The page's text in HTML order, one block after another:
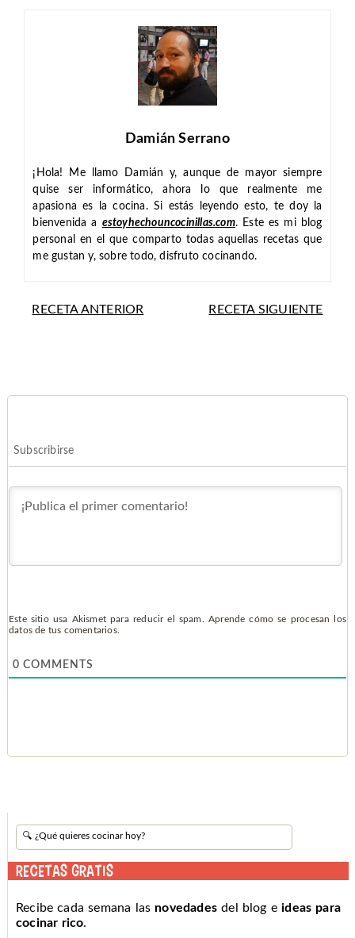
Damián Serrano
¡Hola! Me llamo Damián y, aunque de mayor siempre
quise ser informático, ahora lo que realmente me
apasiona es la cocina. Si estás leyendo esto, te doy la
bienvenida a estoyhechouncocinillas.com. Este es mi blog
personal en el que comparto todas aquellas recetas que
me gustan y, sobre todo, disfruto cocinando.
RECETA ANTERIOR RECETA SIGUIENTE
Subscribirse
Este sitio usa Akismet para reducir el spam. Aprende cómo se procesan los
datos de tus comentarios.
0 COMMENTS
RECETAS GRATIS
Recibe cada semana las novedades del blog eideas para
cocinar rico.